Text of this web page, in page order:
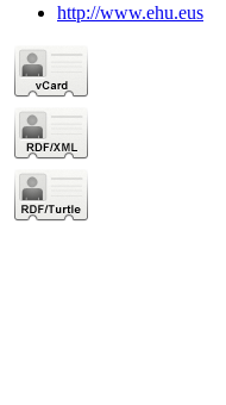
http://www.ehu.eus